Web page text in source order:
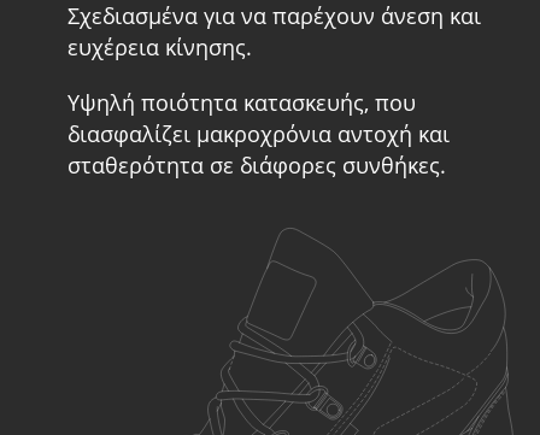
Σχεδιασμένα για να παρέχουν άνεση και
ευχέρεια κίνησης.
Υψηλή ποιότητα κατασκευής, που
διασφαλίζει μακροχρόνια αντοχή και
σταθερότητα σε διάφορες συνθήκες.